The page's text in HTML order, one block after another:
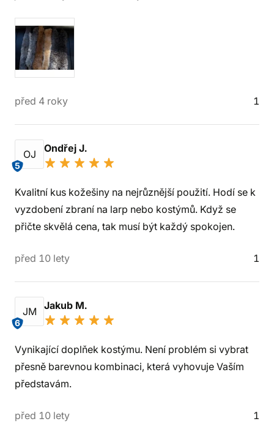
před 4 roky 1
OJ
5
Ondřej J.
Kvalitní kus kožešiny na nejrůznější použití. Hodí se k
vyzdobení zbraní na larp nebo kostýmů. Když se
přičte skvělá cena, tak musí být každý spokojen.
před 10 lety 1
JM
6
Jakub M.
Vynikající doplňek kostýmu. Není problém si vybrat
přesně barevnou kombinaci, která vyhovuje Vaším
představám.
před 10 lety 1